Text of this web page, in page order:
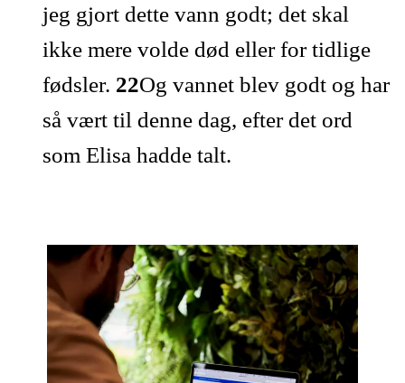
jeg gjort dette vann godt; det skal
ikke mere volde død eller for tidlige
fødsler. 22Og vannet blev godt og har
så vært til denne dag, efter det ord
som Elisa hadde talt.